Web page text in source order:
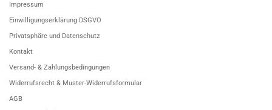
Impressum
Einwilligungserklärung DSGVO
Privatsphäre und Datenschutz
Kontakt
Versand- & Zahlungsbedingungen
Widerrufsrecht & Muster-Widerrufsformular
AGB